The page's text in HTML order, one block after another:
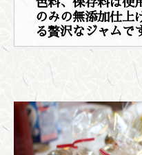
のみの無添加仕上
る贅沢なジャムで